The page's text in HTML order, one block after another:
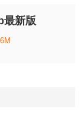
最新版